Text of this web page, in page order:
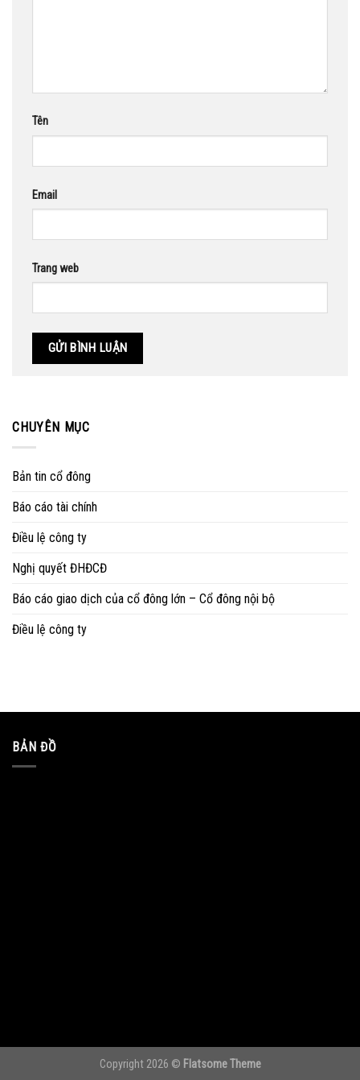
Tên
Email
Trang web
CHUYÊN MỤC
Bản tin cổ đông
Báo cáo tài chính
Điều lệ công ty
Nghị quyết ĐHĐCĐ
Báo cáo giao dịch của cổ đông lớn – Cổ đông nội bộ
Điều lệ công ty
BẢN ĐỒ
Copyright 2026 © Flatsome Theme